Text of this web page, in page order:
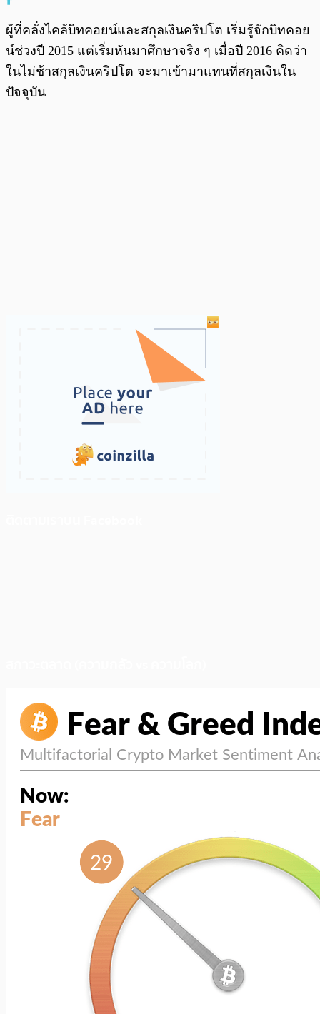
ผู้ที่คลั่งไคล้บิทคอยน์และสกุลเงินคริปโต เริ่มรู้จักบิทคอย
น์ช่วงปี 2015 แต่เริ่มหันมาศึกษาจริง ๆ เมื่อปี 2016 คิดว่า
ในไม่ช้าสกุลเงินคริปโต จะมาเข้ามาแทนที่สกุลเงินใน
ปัจจุบัน